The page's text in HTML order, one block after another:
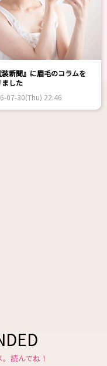
装新聞』に眉毛のコラムを
ました
07-30(Thu) 22:46
読んでね！